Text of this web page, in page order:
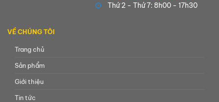
Thứ 2 - Thứ 7: 8h00 - 17h30
VỀ CHÚNG TÔI
Trang chủ
Sản phẩm
Giới thiệu
Tin tức